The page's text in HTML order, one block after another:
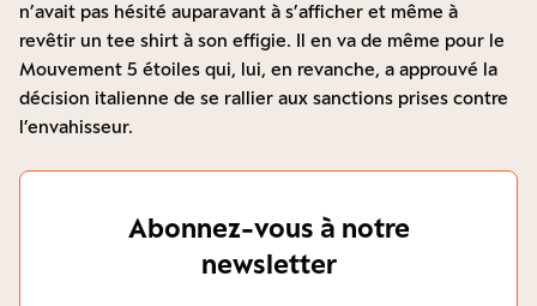
n’avait pas hésité auparavant à s’afficher et même à
revêtir un tee shirt à son effigie. Il en va de même pour le
Mouvement 5 étoiles qui, lui, en revanche, a approuvé la
décision italienne de se rallier aux sanctions prises contre
l’envahisseur.
Abonnez-vous à notre
newsletter